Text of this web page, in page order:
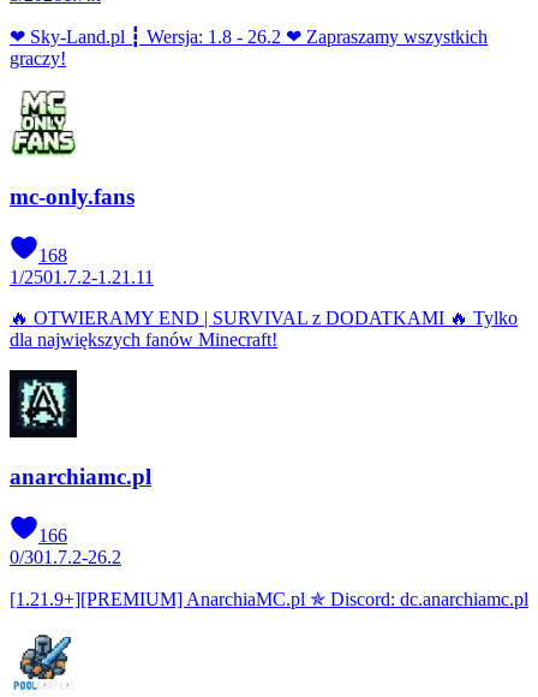
❤ Sky-Land.pl ┇ Wersja: 1.8 - 26.2 ❤ Zapraszamy wszystkich
graczy!
mc-only.fans
168
1/2501.7.2-1.21.11
🔥 OTWIERAMY END | SURVIVAL z DODATKAMI 🔥 Tylko
dla największych fanów Minecraft!
anarchiamc.pl
166
0/301.7.2-26.2
[1.21.9+][PREMIUM] AnarchiaMC.pl ✯ Discord: dc.anarchiamc.pl